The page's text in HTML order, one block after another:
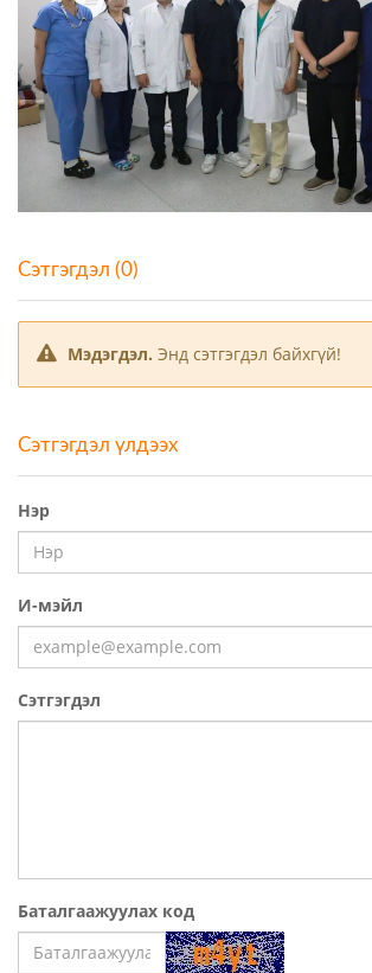
Сэтгэгдэл (0)
Мэдэгдэл. Энд сэтгэгдэл байхгүй!
Сэтгэгдэл үлдээх
Нэр
И-мэйл
Сэтгэгдэл
Баталгаажуулах код